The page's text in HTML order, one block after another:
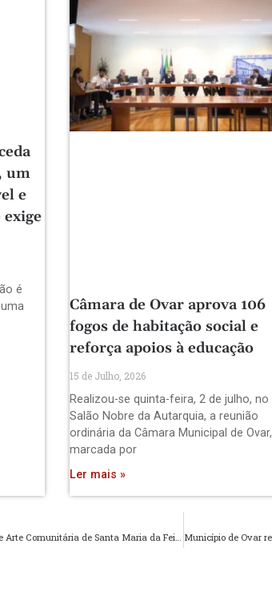
um
e
é
Câmara de Ovar aprova 106
fogos de habitação social e
reforça apoios à educação
15 de Julho, 2026
Realizou-se quinta-feira, 2 de julho, no
Salão Nobre da Autarquia, a reunião
ordinária da Câmara Municipal de Ovar,
marcada por
Ler mais »